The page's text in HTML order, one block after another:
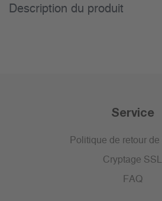
Description du­ produit
Service
Politique de retour de
Cryptage SSL
FAQ